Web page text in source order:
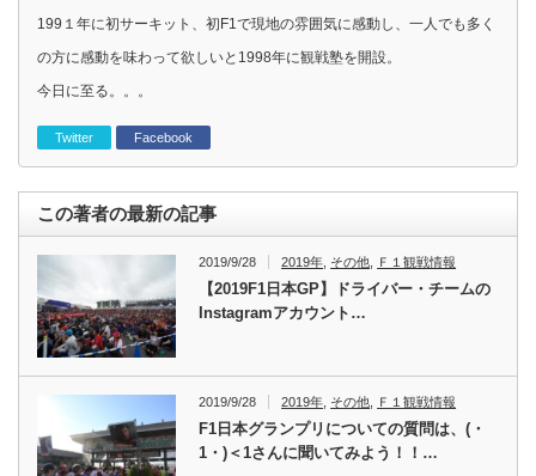
199１年に初サーキット、初F1で現地の雰囲気に感動し、一人でも多く
の方に感動を味わって欲しいと1998年に観戦塾を開設。
今日に至る。。。
Twitter Facebook
この著者の最新の記事
2019/9/28 2019年 その他 Ｆ１観戦情報
【2019F1日本GP】ドライバー・チームの
Instagramアカウント…
2019/9/28 2019年, その他, Ｆ１観戦情報
F1日本グランプリについての質問は、(・
1・)＜1さんに聞いてみよう！！…